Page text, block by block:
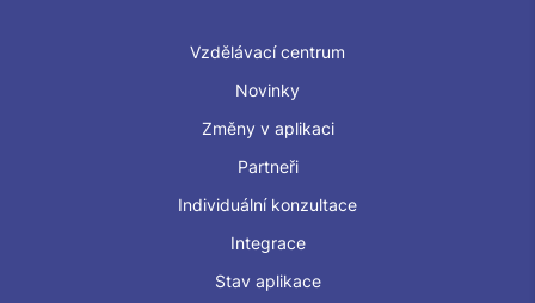
Vzdělávací centrum
Novinky
Změny v aplikaci
Partneři
Individuální konzultace
Integrace
Stav aplikace